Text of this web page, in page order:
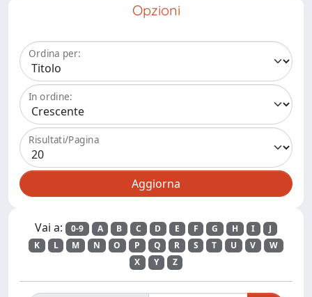
Opzioni
Ordina per:
In ordine:
Risultati/Pagina
Vai a: 0-9 A B C D E F G H I
J
K
L M N O P Q R S T U V
W
X
Y Z